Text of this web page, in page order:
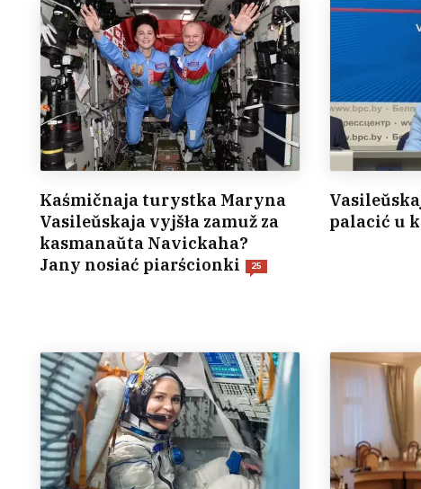
Kaśmičnaja turystka Maryna
Vasileŭskaja vyjšła zamuž za
kasmanaŭta Navickaha?
Jany nosiać piarścionki
25
palacić u